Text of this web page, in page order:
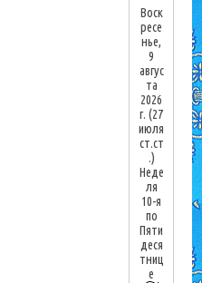
Воск
ресе
нье,
9
авгус
та
2026
г.(27
июля
ст.ст
.)
Неде
ля
10-я
по
Пяти
деся
тниц
е